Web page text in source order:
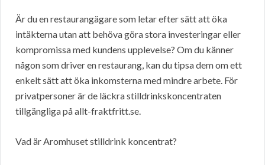
Är du en restaurangägare som letar efter sätt att öka
intäkterna utan att behöva göra stora investeringar eller
kompromissa med kundens upplevelse? Om du känner
någon som driver en restaurang, kan du tipsa dem om ett
enkelt sätt att öka inkomsterna med mindre arbete. För
privatpersoner är de läckra stilldrinkskoncentraten
tillgängliga på allt-fraktfritt.se.
Vad är Aromhuset stilldrink koncentrat?